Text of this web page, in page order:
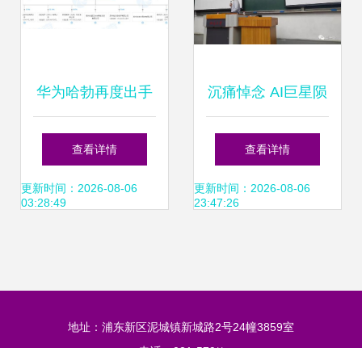
华为哈勃再度出手
入股南京芯视界微
电子，累计投资企
查看详情
更新时间：2026-08-06
03:28:49
沉痛悼念 AI巨星陨
落，旷视科技首席
科学家孙剑博士英
查看详情
更新时间：2026-08-06
23:47:26
地址：浦东新区泥城镇新城路2号24幢3859室